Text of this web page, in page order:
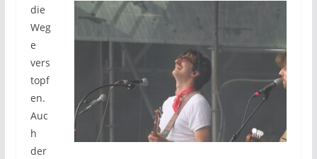
die
Weg
e
vers
topf
en.
Auc
h
der